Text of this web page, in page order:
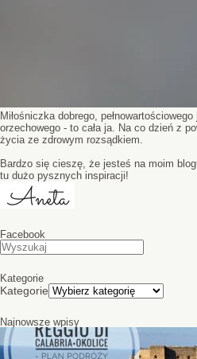
Miłośniczka dobrego,
orzechowego - to cała ja. Na co dzień z
życia ze zdrowym rozsądkiem.
Bardzo się cieszę, że jesteś na moim
tu dużo pysznych inspiracji!
Facebook
Kategorie
Kategorie
Najnowsze wpisy